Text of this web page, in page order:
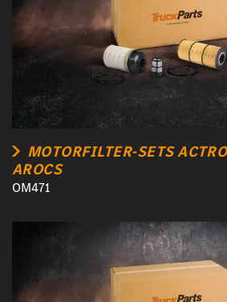
MOTORFILTER-SETS
AROCS
OM471